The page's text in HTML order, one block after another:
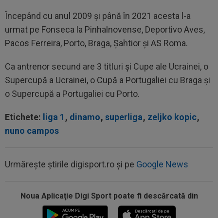
Începând cu anul 2009 și până în 2021 acesta l-a
urmat pe Fonseca la Pinhalnovense, Deportivo Aves,
Pacos Ferreira, Porto, Braga, Șahtior și AS Roma.
Ca antrenor secund are 3 titluri și Cupe ale Ucrainei, o
Supercupă a Ucrainei, o Cupă a Portugaliei cu Braga și
o Supercupă a Portugaliei cu Porto.
Etichete: liga 1 , dinamo, superliga, zeljko kopic,
nuno campos
Urmărește știrile digisport.ro și pe Google News
Noua Aplicaţie Digi Sport poate fi descărcată din
11:55
34 de ani: legătura mai puțin știută dintre
Craiova și Kuopio. Universitatea și...